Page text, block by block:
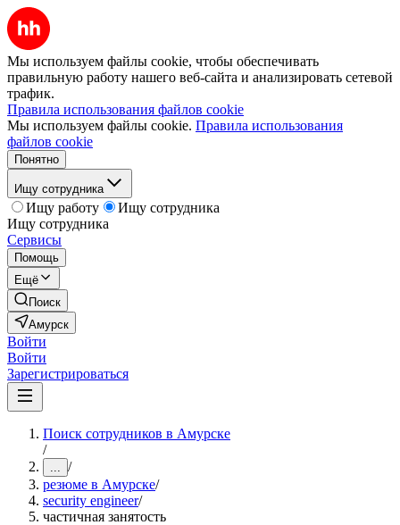
Мы используем файлы cookie, чтобы обеспечивать
правильную работу нашего веб-сайта и анализировать сетевой
трафик.
Правила использования файлов cookie
Мы используем файлы cookie. Правила использования
файлов cookie
Понятно
Ищу сотрудника
Ищу работу
Ищу сотрудника
Ищу сотрудника
Сервисы
Помощь
Ещё
Поиск
Амурск
Войти
Войти
Зарегистрироваться
Поиск сотрудников в Амурске
/
... /
резюме в Амурске/
security engineer/
частичная занятость